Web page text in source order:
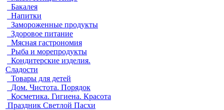
Бакалея
Напитки
Замороженные продукты
Здоровое питание
Мясная гастрономия
Рыба и морепродукты
Кондитерские изделия.
Сладости
Товары для детей
Дом. Чистота. Порядок
Косметика. Гигиена. Красота
Праздник Светлой Пасхи